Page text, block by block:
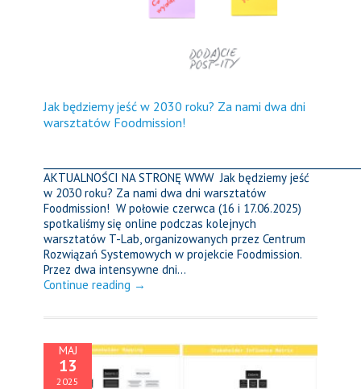
Jak będziemy jeść w 2030 roku? Za nami dwa dni
warsztatów Foodmission!
AKTUALNOŚCI NA STRONĘ WWW Jak będziemy jeść
w 2030 roku? Za nami dwa dni warsztatów
Foodmission! W połowie czerwca (16 i 17.06.2025)
spotkaliśmy się online podczas kolejnych
warsztatów T-Lab, organizowanych przez Centrum
Rozwiązań Systemowych w projekcie Foodmission.
Przez dwa intensywne dni...
Continue reading →
MAJ
13
2025